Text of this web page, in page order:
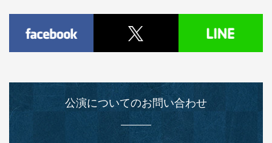
公演についてのお問い合わせ